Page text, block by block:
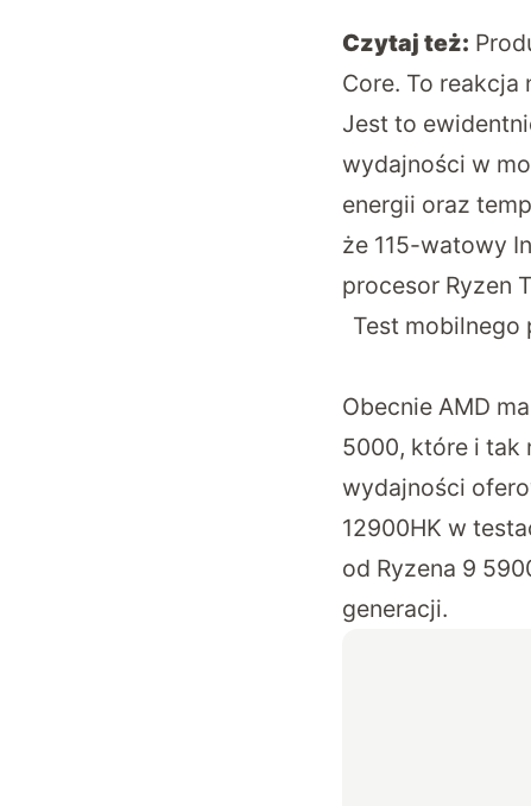
Czytaj też:
Core. To reakcja
Jest to
wydajności w
energii oraz
że 115-watowy
procesor Ryzen
Test mobilnego
Obecnie AMD
5000, które i tak
wydajności
12900HK w
od Ryzena 9
generacji.